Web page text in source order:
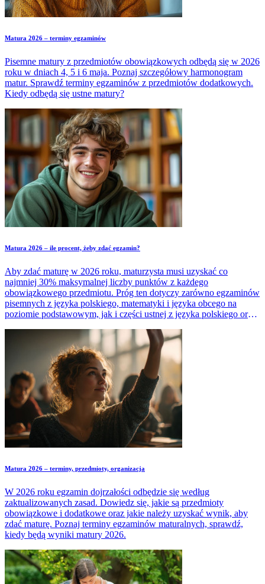
Matura 2026 – terminy egzaminów
Pisemne matury z przedmiotów obowiązkowych odbędą się w 2026
roku w dniach 4, 5 i 6 maja. Poznaj szczegółowy harmonogram
matur. Sprawdź terminy egzaminów z przedmiotów dodatkowych.
Kiedy odbędą się ustne matury?
Matura 2026 – ile procent, żeby zdać egzamin?
Aby zdać maturę w 2026 roku, maturzysta musi uzyskać co
najmniej 30% maksymalnej liczby punktów z każdego
obowiązkowego przedmiotu. Próg ten dotyczy zarówno egzaminów
pisemnych z języka polskiego, matematyki i języka obcego na
poziomie podstawowym, jak i części ustnej z języka polskiego oraz
wystarczy do zdobycia świadectwa dojrzałości? Sprawdź, jakie
dodatkowe warunki trzeba spełnić, by pomyślnie zdać maturę 2026.
Matura 2026 – terminy, przedmioty, organizacja
W 2026 roku egzamin dojrzałości odbędzie się według
zaktualizowanych zasad. Dowiedz się, jakie są przedmioty
obowiązkowe i dodatkowe oraz jakie należy uzyskać wynik, aby
zdać maturę. Poznaj terminy egzaminów maturalnych, sprawdź,
kiedy będą wyniki matury 2026.